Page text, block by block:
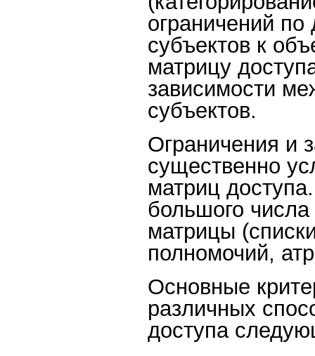
ограничений по
субъектов к
матрицу
зависимости
субъектов.
Ограничения и
существенно
матриц
большого
матрицы
полномочий,
Основные
различных
доступа